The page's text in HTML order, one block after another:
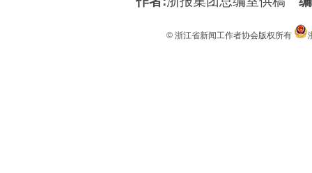
© 浙江省新闻工作者协会版权所有